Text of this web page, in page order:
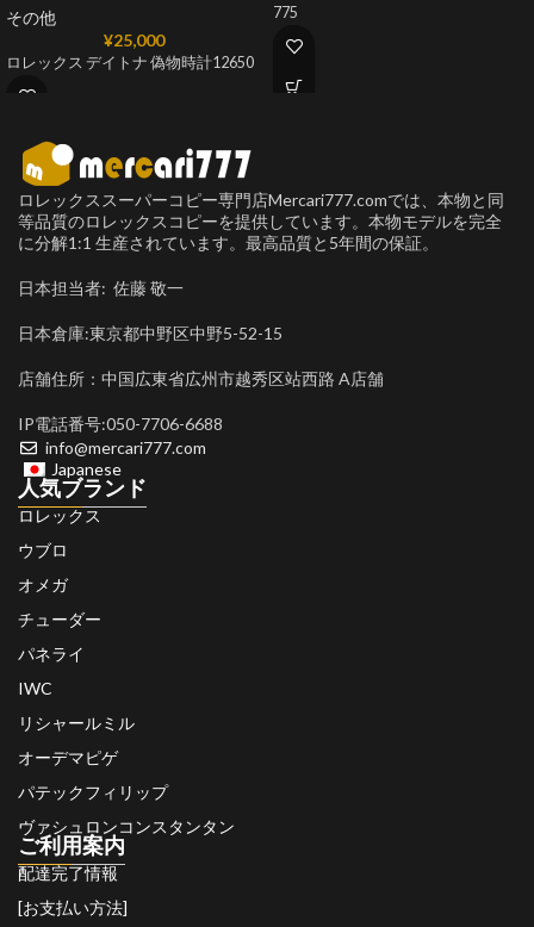
その他
¥25,000
ロレックス デイトナ 偽物時計12650
775
ロレックススーパーコピー専門店Mercari777.comでは、本物と同
等品質のロレックスコピーを提供しています。本物モデルを完全
に分解1:1 生産されています。最高品質と5年間の保証。
日本担当者: 佐藤 敬一
日本倉庫:東京都中野区中野5-52-15
店舗住所：中国広東省広州市越秀区站西路 A店舗
IP電話番号:050-7706-6688
info@mercari777.com
Japanese
人気ブランド
ロレックス
ウブロ
オメガ
チューダー
パネライ
IWC
リシャールミル
オーデマピゲ
パテックフィリップ
ヴァシュロンコンスタンタン
ご利用案内
配達完了情報
[お支払い方法]